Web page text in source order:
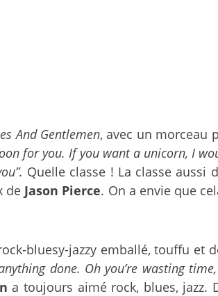
And Gentlemen, avec un morceau
for you. If you want a unicorn, I
Quelle classe ! La classe aussi
de Jason Pierce. On a envie que
bluesy-jazzy emballé, touffu et
done. Oh you’re wasting
a toujours aimé rock, blues, jazz.